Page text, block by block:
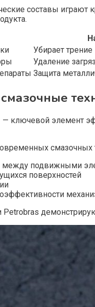
составы играют
Убирает
Удаление
Защита
ключевой элемент
смазочных
между подвижными
поверхностей